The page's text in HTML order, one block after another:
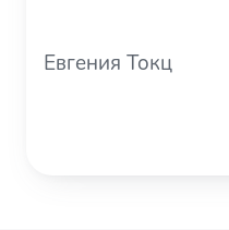
Евгения Токц